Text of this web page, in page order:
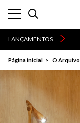
LANÇAMENTOS
Página inicial O Arquivo